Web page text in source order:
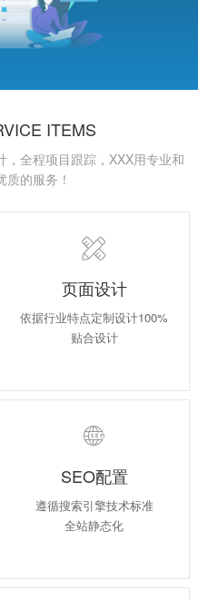
ITEMS
全程项目跟踪，XXX用专业和
的服务！

页面设计
依据行业特点定制设计100%
贴合设计

SEO配置
遵循搜索引擎技术标准
全站静态化